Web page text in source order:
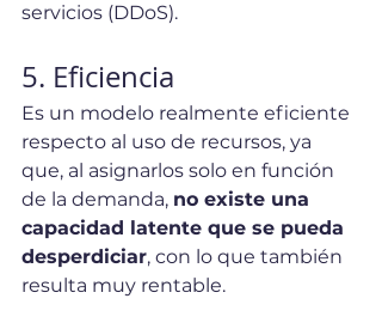
servicios (DDoS).
5. Eficiencia
Es un modelo realmente eficiente
respecto al uso de recursos, ya
que, al asignarlos solo en función
de la demanda, no existe una
capacidad latente que se pueda
desperdiciar, con lo que también
resulta muy rentable.